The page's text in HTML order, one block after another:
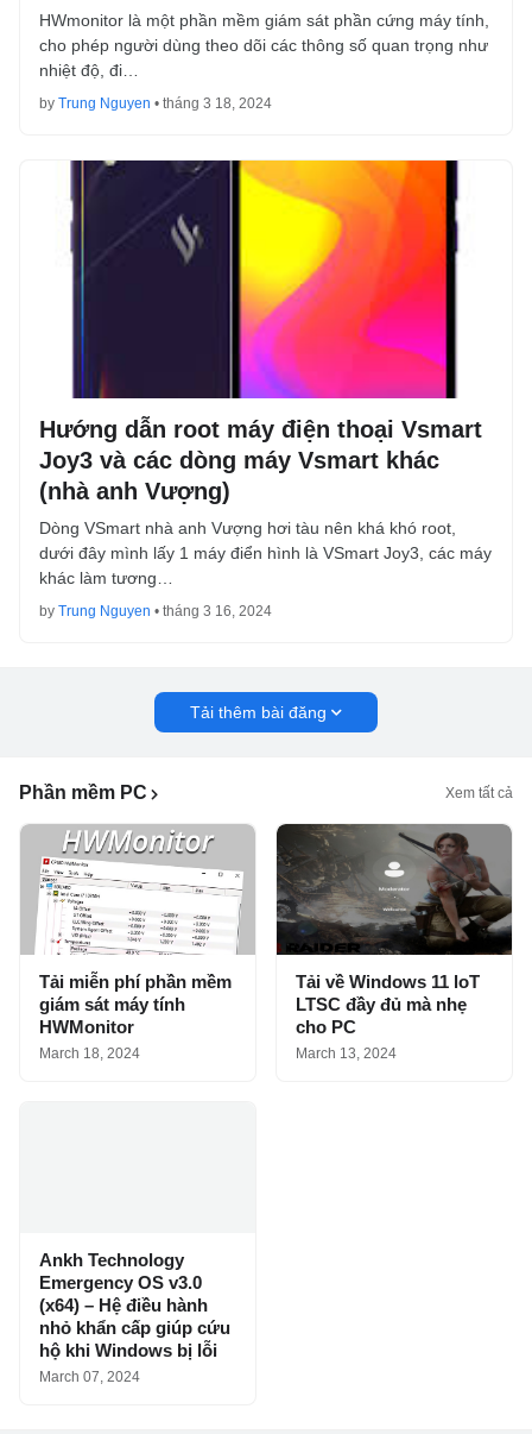
HWmonitor là một phần mềm giám sát phần cứng máy tính,
cho phép người dùng theo dõi các thông số quan trọng như
nhiệt độ, đi…
by Trung Nguyen • tháng 3 18, 2024
Hướng dẫn root máy điện thoại Vsmart
Joy3 và các dòng máy Vsmart khác
(nhà anh Vượng)
Dòng VSmart nhà anh Vượng hơi tàu nên khá khó root,
dưới đây mình lấy 1 máy điển hình là VSmart Joy3, các máy
khác làm tương…
by Trung Nguyen • tháng 3 16, 2024
Tải thêm bài đăng
Phần mềm PC Xem tất cả
Tải miễn phí phần mềm
giám sát máy tính
HWMonitor
March 18, 2024
Tải về Windows 11 loT
LTSC đầy đủ mà nhẹ
cho PC
March 13, 2024
Ankh Technology
Emergency OS v3.0
(x64) – Hệ điều hành
nhỏ khẩn cấp giúp cứu
hộ khi Windows bị lỗi
March 07, 2024